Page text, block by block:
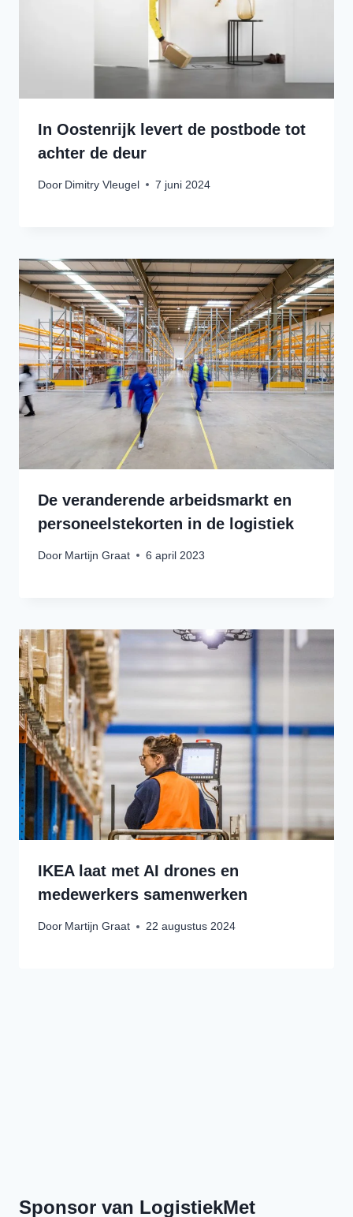
In Oostenrijk levert de postbode tot
achter de deur
Door Dimitry Vleugel 7 juni 2024
De veranderende arbeidsmarkt en
personeelstekorten in de logistiek
Door Martijn Graat 6 april 2023
IKEA laat met AI drones en
medewerkers samenwerken
Door Martijn Graat 22 augustus 2024
Sponsor van LogistiekMet